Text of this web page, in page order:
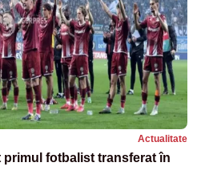
Actualitate
primul fotbalist transferat în